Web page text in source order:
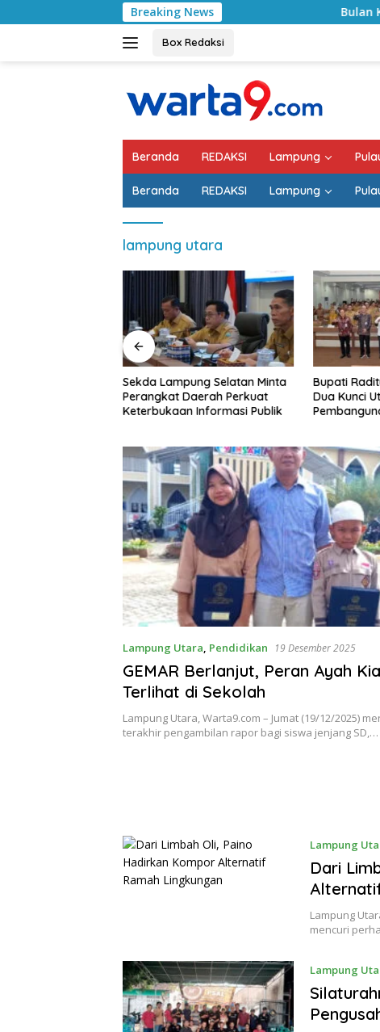
ke
Breaking News Bulan
Box Redaksi
Beranda REDAKSI Lampung
Beranda REDAKSI Lampung
lampung utara
Sekda Lampung Selatan Minta
Perangkat Daerah Perkuat
Keterbukaan Informasi Publik
Bupati
Dua Kunci
Lampung Utara, Pendidikan 19 Desember 2025
GEMAR Berlanjut, Peran Ayah
Terlihat di Sekolah
Lampung Utara, Warta9.com – Jumat (19/12/2025)
terakhir pengambilan rapor bagi siswa jenjang SD,…
Lampung
Dari
Lampung
mencuri
Lampung